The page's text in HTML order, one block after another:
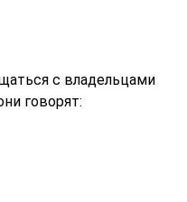
с владельцами
говорят: